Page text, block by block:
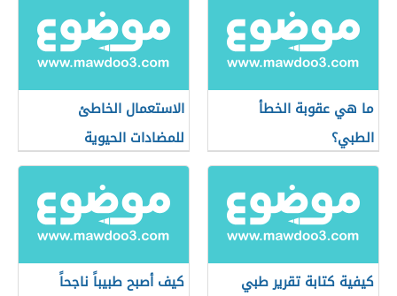
ما هي عقوبة الخطأ
الطبي؟
الاستعمال الخاطئ
للمضادات الحيوية
كيفية كتابة تقرير طبي كيف أصبح طبيباً ناجحاً